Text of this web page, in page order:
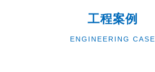
工程案例
ENGINEERING CASE